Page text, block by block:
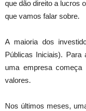
que dão direito a lucros
que vamos falar sobre.
A maioria dos
Públicas Iniciais). Para
uma empresa
valores.
Nos últimos meses,